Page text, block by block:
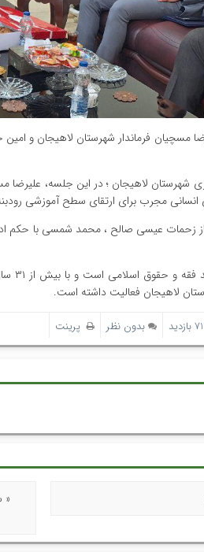
مسچیان فرماندار شهرستان لاهیجان و
شهرستان لاهیجان ؛ در این جلسه، علیرضا
انسانی مجرب برای ارتقای سطح آموزشی
زحمات عیسی صالح ، محمد شمسی با حکم
لاهیجان فعالیت داشته است.
بدون نظر پرینت